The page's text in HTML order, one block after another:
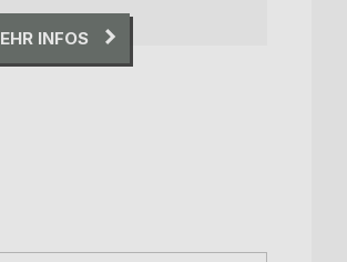
INFOS